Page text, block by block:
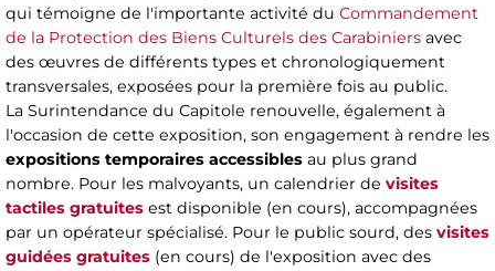
qui témoigne de l'importante activité du Commandement
de la Protection des Biens Culturels des Carabiniers avec
des œuvres de différents types et chronologiquement
transversales, exposées pour la première fois au public.
La Surintendance du Capitole renouvelle, également à
l'occasion de cette exposition, son engagement à rendre les
expositions temporaires accessibles au plus grand
nombre. Pour les malvoyants, un calendrier de visites
tactiles gratuites est disponible (en cours), accompagnées
par un opérateur spécialisé. Pour le public sourd, des visites
guidées gratuites (en cours) de l'exposition avec des